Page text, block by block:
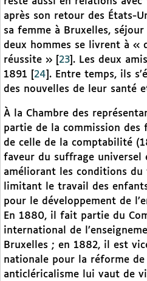
après son retour des États-
sa femme à Bruxelles,
deux hommes se livrent à «
réussite »
23 . Les deux
1891
24 . Entre temps, ils
des nouvelles de leur santé
À la Chambre des
partie de la commission des
de celle de la comptabilité
faveur du suffrage universel
améliorant les conditions
limitant le travail des
pour le développement de
En 1880, il fait partie du
international de
Bruxelles ; en 1882, il est
nationale pour la réforme de
anticléricalisme lui vaut de